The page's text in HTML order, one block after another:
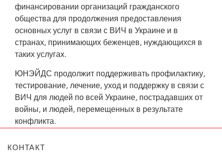
финансировании организаций гражданского
общества для продолжения предоставления
основных услуг в связи с ВИЧ в Украине и в
странах, принимающих беженцев, нуждающихся в
таких услугах.
ЮНЭЙДС продолжит поддерживать профилактику,
тестирование, лечение, уход и поддержку в связи с
ВИЧ для людей по всей Украине, пострадавших от
войны, и людей, перемещенных в результате
конфликта.
КОНТАКТ